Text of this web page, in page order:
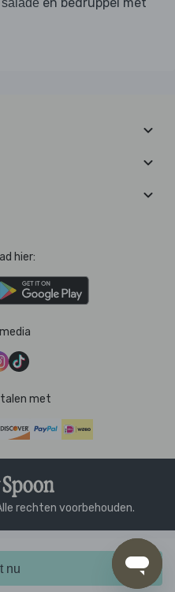
nu
salade en bedruppel met
hier:
met
rechten voorbehouden.